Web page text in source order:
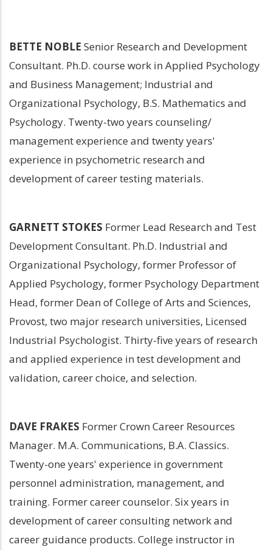
BETTE NOBLE Senior Research and Development
Consultant. Ph.D. course work in Applied Psychology
and Business Management; Industrial and
Organizational Psychology, B.S. Mathematics and
Psychology. Twenty-two years counseling/
management experience and twenty years'
experience in psychometric research and
development of career testing materials.
GARNETT STOKES Former Lead Research and Test
Development Consultant. Ph.D. Industrial and
Organizational Psychology, former Professor of
Applied Psychology, former Psychology Department
Head, former Dean of College of Arts and Sciences,
Provost, two major research universities, Licensed
Industrial Psychologist. Thirty-five years of research
and applied experience in test development and
validation, career choice, and selection.
DAVE FRAKES Former Crown Career Resources
Manager. M.A. Communications, B.A. Classics.
Twenty-one years' experience in government
personnel administration, management, and
training. Former career counselor. Six years in
development of career consulting network and
career guidance products. College instructor in